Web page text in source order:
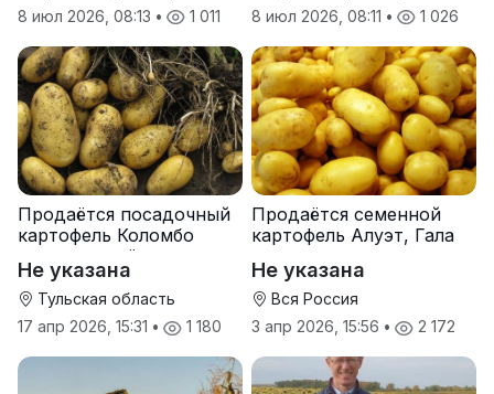
8 июл 2026, 08:13 • 1 011
8 июл 2026, 08:11 • 1 026
Продаётся посадочный
картофель Коломбо
оптом от трёх тонн
Не указана
Тульская область
17 апр 2026, 15:31 • 1 180
Продаётся семенной
картофель Алуэт, Гала
Не указана
Вся Россия
3 апр 2026, 15:56 • 2 172